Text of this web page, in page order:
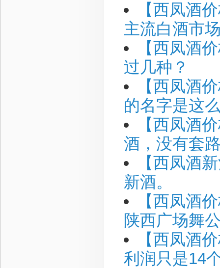
【西凤酒
主流白酒市
【西凤酒
过几种？
【西凤酒
的名字是这
【西凤酒
酒，没有套
【西凤酒
新酒。
【西凤酒
陕西广场舞
【西凤酒
利润只是14